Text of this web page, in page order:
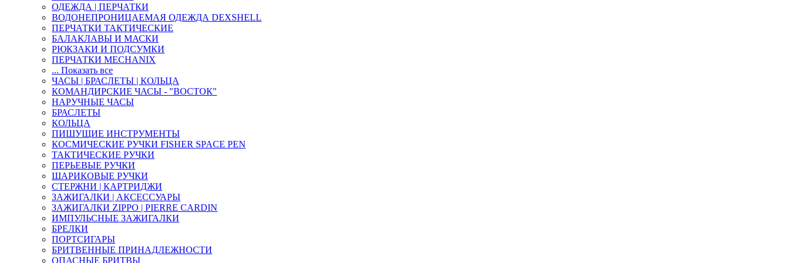
ОДЕЖДА | ПЕРЧАТКИ
ВОДОНЕПРОНИЦАЕМАЯ ОДЕЖДА DEXSHELL
ПЕРЧАТКИ ТАКТИЧЕСКИЕ
БАЛАКЛАВЫ И МАСКИ
РЮКЗАКИ И ПОДСУМКИ
ПЕРЧАТКИ MECHANIX
... Показать все
ЧАСЫ | БРАСЛЕТЫ | КОЛЬЦА
КОМАНДИРСКИЕ ЧАСЫ - "ВОСТОК"
НАРУЧНЫЕ ЧАСЫ
БРАСЛЕТЫ
КОЛЬЦА
ПИШУЩИЕ ИНСТРУМЕНТЫ
КОСМИЧЕСКИЕ РУЧКИ FISHER SPACE PEN
ТАКТИЧЕСКИЕ РУЧКИ
ПЕРЬЕВЫЕ РУЧКИ
ШАРИКОВЫЕ РУЧКИ
СТЕРЖНИ | КАРТРИДЖИ
ЗАЖИГАЛКИ | АКСЕССУАРЫ
ЗАЖИГАЛКИ ZIPPO | PIERRE CARDIN
ИМПУЛЬСНЫЕ ЗАЖИГАЛКИ
БРЕЛКИ
ПОРТСИГАРЫ
БРИТВЕННЫЕ ПРИНАДЛЕЖНОСТИ
ОПАСНЫЕ БРИТВЫ